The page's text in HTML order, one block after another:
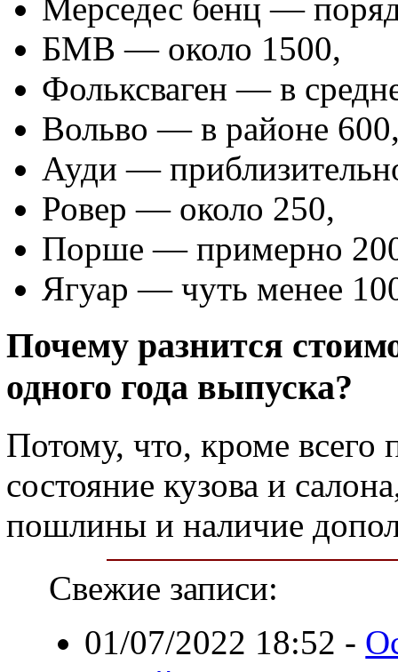
Мерседес бенц —
БМВ — около 1500,
Фольксваген — в
Вольво — в районе
Ауди —
Ровер — около 250,
Порше — примерно
Ягуар — чуть менее
Почему разнится
одного года выпуска?
Потому, что, кроме всего
состояние кузова и
пошлины и наличие
Свежие записи:
01/07/2022 18:52 -